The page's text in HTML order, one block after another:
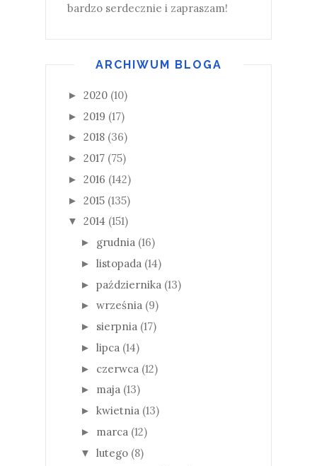
bardzo serdecznie i zapraszam!
ARCHIWUM BLOGA
► 2020 (10)
► 2019 (17)
► 2018 (36)
► 2017 (75)
► 2016 (142)
► 2015 (135)
▼ 2014 (151)
► grudnia (16)
► listopada (14)
► października (13)
► września (9)
► sierpnia (17)
► lipca (14)
► czerwca (12)
► maja (13)
► kwietnia (13)
► marca (12)
▼ lutego (8)